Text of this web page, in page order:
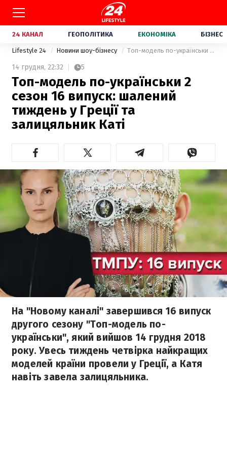
24 КАНАЛ ГЕОПОЛІТИКА ЕКОНОМІКА БІЗНЕС
Lifestyle 24 Новини шоу-бізнесу Топ-модель по-українськи 2 сезон 16 випуск: шалений тиждень у Греції та залицяльник Каті
14 грудня, 22:32 5
Топ-модель по-українськи 2
сезон 16 випуск: шалений
тиждень у Греції та
залицяльник Каті
На "Новому каналі" завершився 16 випуск
другого сезону "Топ-модель по-
українськи", який вийшов 14 грудня 2018
року. Увесь тиждень четвірка найкращих
моделей країни провели у Греції, а Катя
навіть завела залицяльника.